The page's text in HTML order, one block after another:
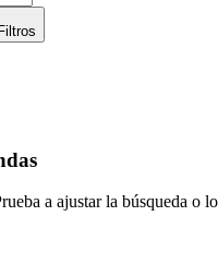
Filtros
a ajustar la búsqueda o